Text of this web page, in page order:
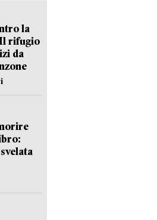
la
Il rifugio
da